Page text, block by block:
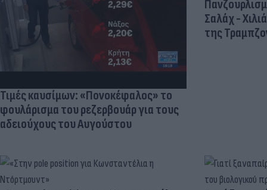
Τιμές καυσίμων: «Πονοκέφαλος» το
φουλάρισμα του ρεζερβουάρ για τους
αδειούχους του Αυγούστου
Σαλάχ -
της